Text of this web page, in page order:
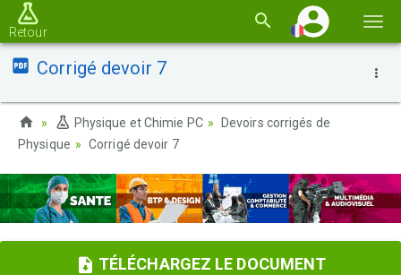
la
Retour
Corrigé devoir 7
Physique et Chimie PC
Devoirs corrigés de
Physique
Corrigé devoir 7
TÉLÉCHARGEZ LE DOCUMENT